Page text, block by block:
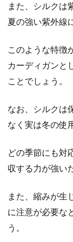
また、シルクは
夏の強い紫外線
このような特徴
カーディガンと
ことでしょう。
なお、シルクは
なく実は冬の使
どの季節にも対
収する力が強い
また、縮みが生
に注意が必要な
う。